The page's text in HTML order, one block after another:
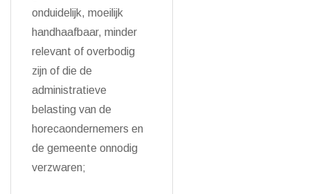
onduidelijk, moeilijk
handhaafbaar, minder
relevant of overbodig
zijn of die de
administratieve
belasting van de
horecaondernemers en
de gemeente onnodig
verzwaren;